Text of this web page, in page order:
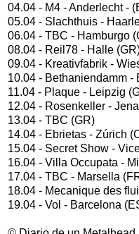
04.04 - M4 - Anderlecht -
05.04 - Slachthuis -
06.04 - TBC - Hamburgo
08.04 - Reil78 - Halle
09.04 - Kreativfabrik -
10.04 - Bethaniendamm -
11.04 - Plaque - Leipzig
12.04 - Rosenkeller -
13.04 - TBC (GR)
14.04 - Ebrietas - Zúrich
15.04 - Secret Show -
16.04 - Villa Occupata -
17.04 - TBC - Marsella
18.04 - Mecanique des
19.04 - Vol - Barcelona